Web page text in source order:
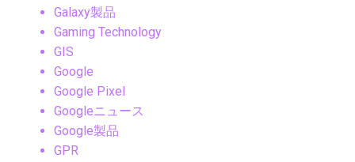
Galaxy製品
Gaming Technology
GIS
Google
Google Pixel
Googleニュース
Google製品
GPR